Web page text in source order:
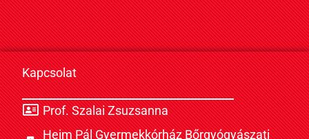
Kapcsolat
Prof. Szalai Zsuzsanna
Heim Pál Gyermekkórház Bőrgyógyászati